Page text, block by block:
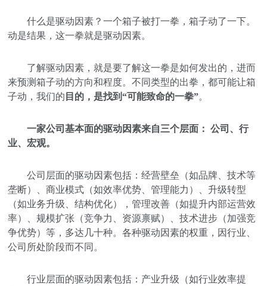
什么是驱动因素？一个箱子被打一拳，箱子动了一下。
动是结果，这一拳就是驱动因素。
了解驱动因素，就是要了解这一拳是如何发出的，进而
来预测箱子动的方向和程度。不同类型的出拳，都可能让箱
子动，我们的 目的，是找到“可能致命的一拳”。
一家公司基本面的驱动因素来自三个层面： 公司、行
业、宏观。
公司层面的驱动因素包括：经营壁垒（如品牌、技术等
垄断）、商业模式（如效率优势、管理能力）、升级转型
（如业务升级、结构优化），管理改善（如提升内部运营效
率）、规模扩张（竞争力、资源禀赋）、技术进步（加强竞
争优势）等，多达几十种。各种驱动因素的权重，因行业、
公司所处阶段而不同。
行业层面的驱动因素包括：产业升级（如行业效率提